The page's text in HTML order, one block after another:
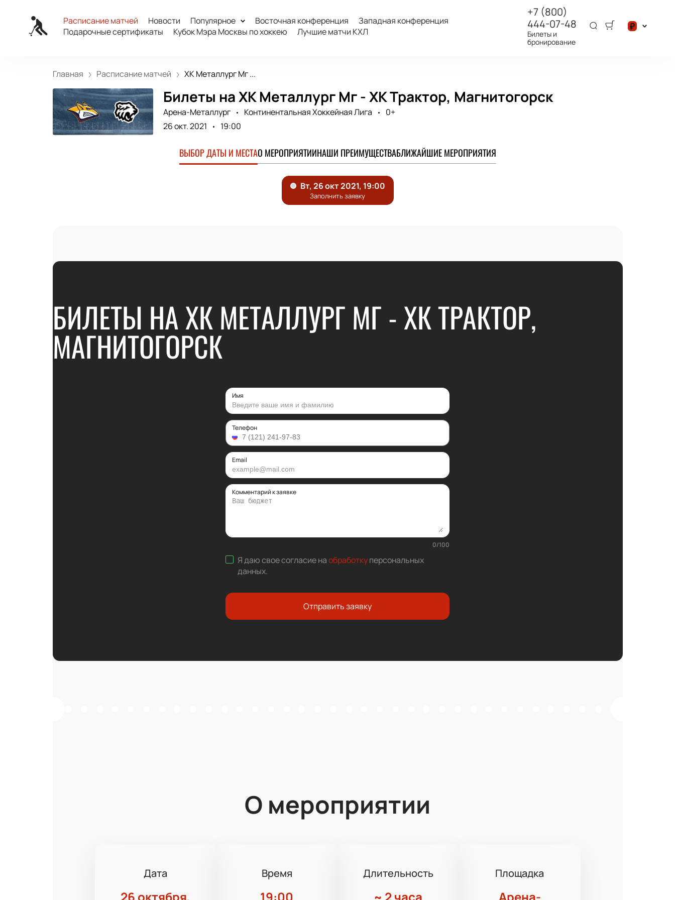
Расписание матчей Новости Популярное Восточная конференция
Западная конференция
Подарочные сертификаты
Кубок Мэра Москвы по хоккею Лучшие матчи КХЛ
+7 (800)
444-07-48
Билеты и
бронирование
₽
Главная Расписание матчей ХК Металлург Мг ...
Билеты на ХК Металлург Мг - ХК Трактор, Магнитогорск
Арена-Металлург Континентальная Хоккейная Лига
0+
26 окт. 2021
19:00
ВЫБОР ДАТЫ И МЕСТАО МЕРОПРИЯТИИНАШИ ПРЕИМУЩЕСТВАБЛИЖАЙШИЕ МЕРОПРИЯТИЯ
БИЛЕТЫ НА ХК МЕТАЛЛУРГ МГ - ХК ТРАКТОР,
МАГНИТОГОРСК
Имя
Телефон
Email
Комментарий к заявке
0/100
Я даю свое согласие наобработкуперсональных
данных.
Отправить заявку
О мероприятии
Дата
26 октября,
Время
19:00
Длительность
~ 2 часа
Площадка
Арена-